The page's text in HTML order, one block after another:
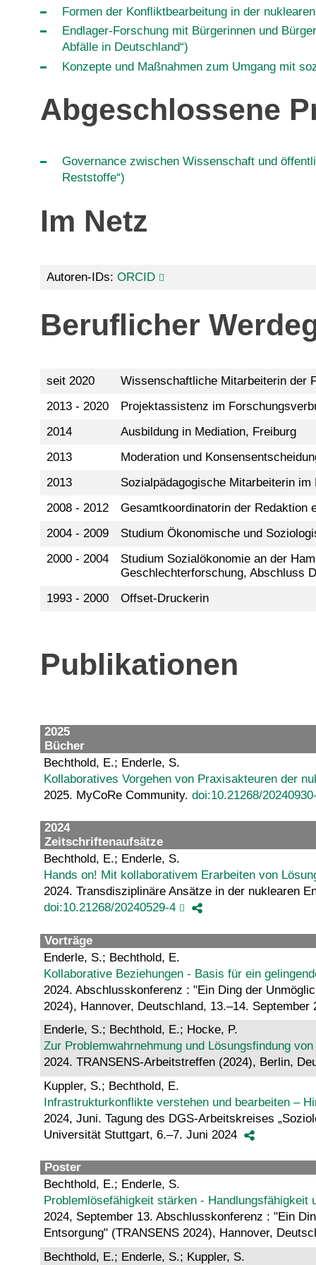
Formen der Konfliktbearbeitung in der
Endlager-Forschung mit Bürgerinnen und
Abfälle in Deutschland“)
Konzepte und Maßnahmen zum Umgang mit
Abgeschlossene
Governance zwischen Wissenschaft und
Reststoffe“)
Im Netz
Autoren-IDs: ORCID
Beruflicher
seit 2020
Wissenschaftliche Mitarbeiterin der
2013 - 2020
Projektassistenz im
2014
Ausbildung in Mediation, Freiburg
2013
Moderation und
2013
Sozialpädagogische Mitarbeiterin
2008 - 2012
Gesamtkoordinatorin der Redaktion
2004 - 2009
Studium Ökonomische und
2000 - 2004
Studium Sozialökonomie an der
Geschlechterforschung, Abschluss
1993 - 2000
Offset-Druckerin
Publikationen
2025
Bücher
Bechthold, E.; Enderle, S.
Kollaboratives Vorgehen von Praxisakteuren der
2025. MyCoRe Community. doi:10.21268/
2024
Zeitschriftenaufsätze
Bechthold, E.; Enderle, S.
Hands on! Mit kollaborativem Erarbeiten von
2024. Transdisziplinäre Ansätze in der nuklearen
doi:10.21268/20240529-4
Vorträge
Enderle, S.; Bechthold, E.
Kollaborative Beziehungen - Basis für ein
2024. Abschlusskonferenz : "Ein Ding der
2024), Hannover, Deutschland, 13.–14.
Enderle, S.; Bechthold, E.; Hocke, P.
Zur Problemwahrnehmung und Lösungsfindung
2024. TRANSENS-Arbeitstreffen (2024), Berlin,
Kuppler, S.; Bechthold, E.
Infrastrukturkonflikte verstehen und bearbeiten –
2024, Juni. Tagung des DGS-Arbeitskreises
Universität Stuttgart, 6.–7. Juni 2024
Poster
Bechthold, E.; Enderle, S.
Problemlösefähigkeit stärken - Handlungsfähigkeit
2024, September 13. Abschlusskonferenz : "Ein
Entsorgung" (TRANSENS 2024), Hannover,
Bechthold, E.; Enderle, S.; Kuppler, S.